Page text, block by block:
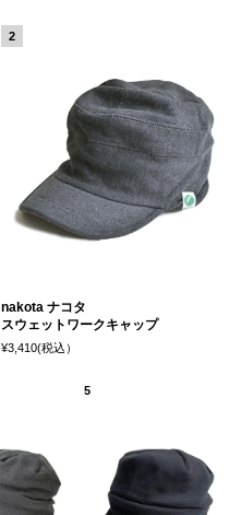
nakota ナコタ
スウェットワークキャップ
¥3,410(税込）